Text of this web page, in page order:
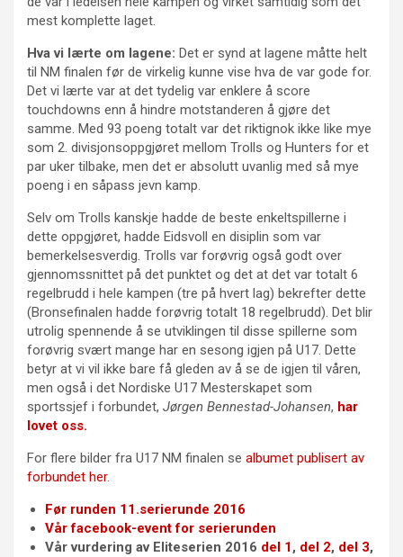
mest komplette laget.
Hva vi lærte om lagene: Det er synd at lagene måtte helt
til NM finalen før de virkelig kunne vise hva de var gode for.
Det vi lærte var at det tydelig var enklere å score
touchdowns enn å hindre motstanderen å gjøre det
samme. Med 93 poeng totalt var det riktignok ikke like mye
som 2. divisjonsoppgjøret mellom Trolls og Hunters for et
par uker tilbake, men det er absolutt uvanlig med så mye
poeng i en såpass jevn kamp.
Selv om Trolls kanskje hadde de beste enkeltspillerne i
dette oppgjøret, hadde Eidsvoll en disiplin som var
bemerkelsesverdig. Trolls var forøvrig også godt over
gjennomssnittet på det punktet og det at det var totalt 6
regelbrudd i hele kampen (tre på hvert lag) bekrefter dette
(Bronsefinalen hadde forøvrig totalt 18 regelbrudd). Det blir
utrolig spennende å se utviklingen til disse spillerne som
forøvrig svært mange har en sesong igjen på U17. Dette
betyr at vi vil ikke bare få gleden av å se de igjen til våren,
men også i det Nordiske U17 Mesterskapet som
sportssjef i forbundet, Jørgen Bennestad-Johansen, har
lovet oss.
For flere bilder fra U17 NM finalen se albumet publisert av
forbundet her.
Før runden 11.serierunde 2016
Vår facebook-event for serierunden
Vår vurdering av Eliteserien 2016 del 1 , del 2, del 3,